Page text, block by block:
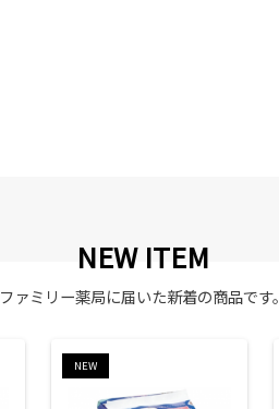
NEW ITEM
ファミリー薬局に届いた新着の商品です。
NEW